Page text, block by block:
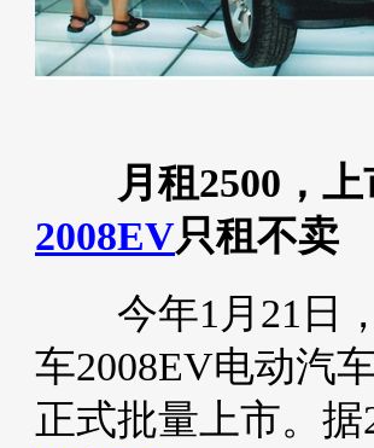
月租2500，
2008EV只租不卖
今年1月21日
车2008EV电动汽
正式批量上市。据